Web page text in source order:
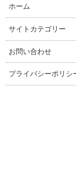
Threads
Copy
コメントを
ホーム
サイトカテゴリー
お問い合わせ
プライバシーポリシ